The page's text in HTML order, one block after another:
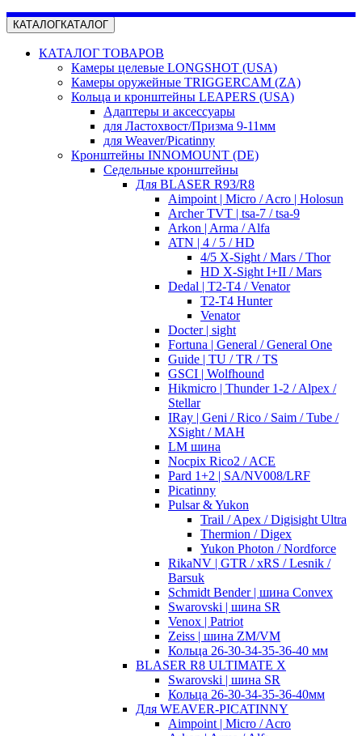
КАТАЛОГКАТАЛОГ
КАТАЛОГ ТОВАРОВ
Камеры целевые LONGSHOT (USA)
Камеры оружейные TRIGGERCAM (ZA)
Кольца и кронштейны LEAPERS (USA)
Адаптеры и аксессуары
для Ластохвост/Призма 9-11мм
для Weaver/Picatinny
Кронштейны INNOMOUNT (DE)
Седельные кронштейны
Для BLASER R93/R8
Aimpoint | Micro / Acro | Holosun
Archer TVT | tsa-7 / tsa-9
Arkon | Arma / Alfa
ATN | 4 / 5 / HD
4/5 X-Sight / Mars / Thor
HD X-Sight I+II / Mars
Dedal | T2-T4 / Venator
T2-T4 Hunter
Venator
Docter | sight
Fortuna | General / General One
Guide | TU / TR / TS
GSCI | Wolfhound
Hikmicro | Thunder 1-2 / Alpex /
Stellar
IRay | Geni / Rico / Saim / Tube /
XSight / MAH
LM шина
Nocpix Rico2 / ACE
Pard 1+2 | SA/NV008/LRF
Picatinny
Pulsar & Yukon
Trail / Apex / Digisight Ultra
Thermion / Digex
Yukon Photon / Nordforce
RikaNV | GTR / xRS / Lesnik /
Barsuk
Schmidt Bender | шина Convex
Swarovski | шина SR
Venox | Patriot
Zeiss | шина ZM/VM
Кольца 26-30-34-35-36-40 мм
BLASER R8 ULTIMATE X
Swarovski | шина SR
Кольца 26-30-34-35-36-40мм
Для WEAVER-PICATINNY
Aimpoint | Micro / Acro